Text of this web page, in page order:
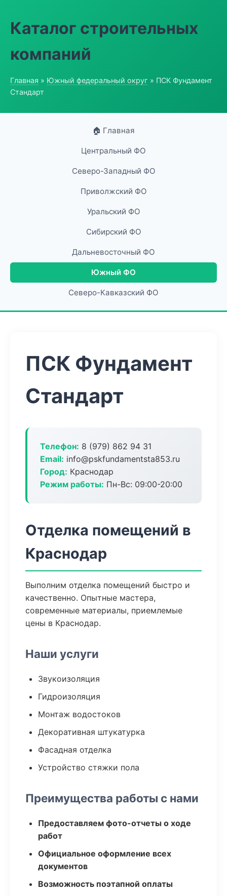
Каталог строительных
компаний
Главная » Южный федеральный округ » ПСК Фундамент
Стандарт
🏠 Главная
Центральный ФО
Северо-Западный ФО
Приволжский ФО
Уральский ФО
Сибирский ФО
Дальневосточный ФО
Южный ФО
Северо-Кавказский ФО
ПСК Фундамент
Стандарт
Телефон: 8 (979) 862 94 31
Email: info@pskfundamentsta853.ru
Город: Краснодар
Режим работы: Пн-Вс: 09:00-20:00
Отделка помещений в
Краснодар
Выполним отделка помещений быстро и
качественно. Опытные мастера,
современные материалы, приемлемые
цены в Краснодар.
Наши услуги
Звукоизоляция
Гидроизоляция
Монтаж водостоков
Декоративная штукатурка
Фасадная отделка
Устройство стяжки пола
Преимущества работы с нами
Предоставляем фото-отчеты о ходе
работ
Официальное оформление всех
документов
Возможность поэтапной оплаты